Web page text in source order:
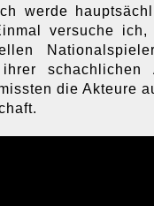
werde
versuche ich,
schachlichen
die Akteure